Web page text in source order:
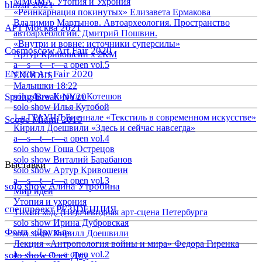
blazar 2021
АРТ Москва 2021
Cosmoscow Art Fair 2020
ENTER Art Fair 2020
Spring/Break NY20
Scope Miami 2019
Выставки
solo show Алина Утробина
спецпроект РЕЗIDЕНЦИЯ
Фонд «Друзья»
solo show Олег Доу
«Реинкарнация покинутых» Елизавета Ермакова
Владимир Мартынов. Автоархеология. Пространство
автоархеологии. Дмитрий Пошвин.
«Внутри и вовне: источники суперсилы»
Артур Кривошеин х 2КМ
a—s—t—r—a open vol.5
EXODUS
Малышки 18:22
solo show Кирилл Котешов
solo show Илья Кутобой
1-я ГРАУНД Биеннале «Текстиль в современном искусстве»
Кирилл Доешвили «Здесь и сейчас навсегда»
a—s—t—r—a open vol.4
solo show Гоша Острецов
solo show Виталий Барабанов
solo show Артур Кривошеин
a—s—t—r—a open vol.3
Мир идей
Утопия и ухрония
Тихий ход. (Не)очевидная арт-сцена Петербурга
solo show Ирина Дубровская
solo show Кирилл Доешвили
Лекция «Антропология войны и мира» Федора Гиренка
a—s—t—r—a open vol.2